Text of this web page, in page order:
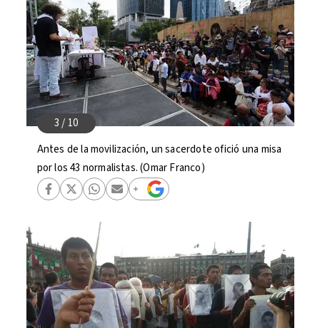
Antes de la movilización, un sacerdote ofició una misa
por los 43 normalistas. (Omar Franco)